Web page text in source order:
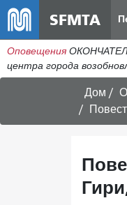
SFMTA
Оповещения
центра города
Дом